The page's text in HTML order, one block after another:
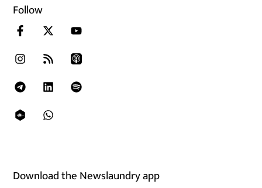
Follow
Download the Newslaundry app